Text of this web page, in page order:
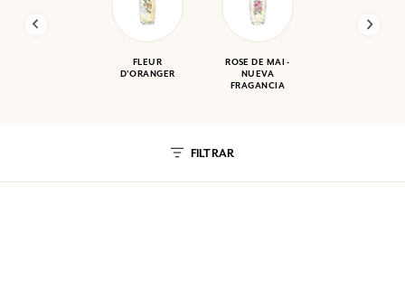
FLEUR
D'ORANGER
ROSE DE MAI -
NUEVA
FRAGANCIA
FILTRAR